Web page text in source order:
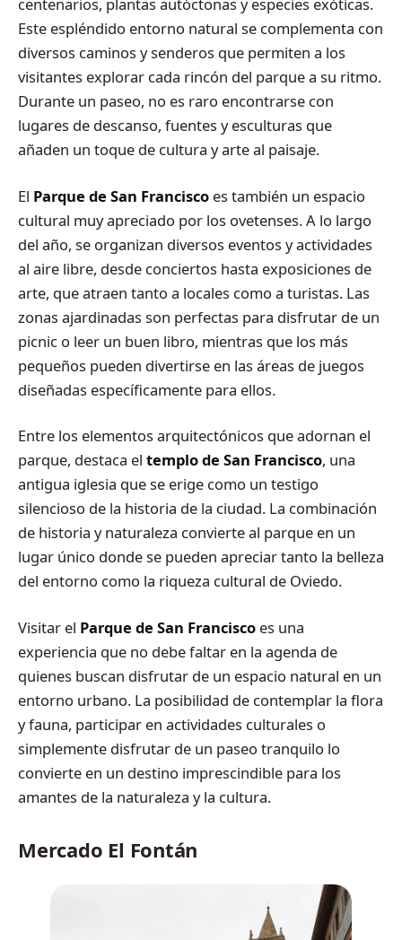
Este espléndido entorno natural se complementa con
diversos caminos y senderos que permiten a los
visitantes explorar cada rincón del parque a su ritmo.
Durante un paseo, no es raro encontrarse con
lugares de descanso, fuentes y esculturas que
añaden un toque de cultura y arte al paisaje.
El Parque de San Francisco es también un espacio
cultural muy apreciado por los ovetenses. A lo largo
del año, se organizan diversos eventos y actividades
al aire libre, desde conciertos hasta exposiciones de
arte, que atraen tanto a locales como a turistas. Las
zonas ajardinadas son perfectas para disfrutar de un
picnic o leer un buen libro, mientras que los más
pequeños pueden divertirse en las áreas de juegos
diseñadas específicamente para ellos.
Entre los elementos arquitectónicos que adornan el
parque, destaca el templo de San Francisco, una
antigua iglesia que se erige como un testigo
silencioso de la historia de la ciudad. La combinación
de historia y naturaleza convierte al parque en un
lugar único donde se pueden apreciar tanto la belleza
del entorno como la riqueza cultural de Oviedo.
Visitar el Parque de San Francisco es una
experiencia que no debe faltar en la agenda de
quienes buscan disfrutar de un espacio natural en un
entorno urbano. La posibilidad de contemplar la flora
y fauna, participar en actividades culturales o
simplemente disfrutar de un paseo tranquilo lo
convierte en un destino imprescindible para los
amantes de la naturaleza y la cultura.
Mercado El Fontán